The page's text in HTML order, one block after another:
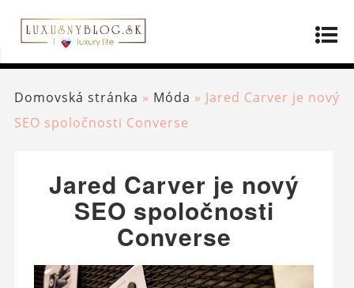
Domovská stránka » Móda » Jared Carver je nový
SEO spoločnosti Converse
Jared Carver je nový
SEO spoločnosti
Converse